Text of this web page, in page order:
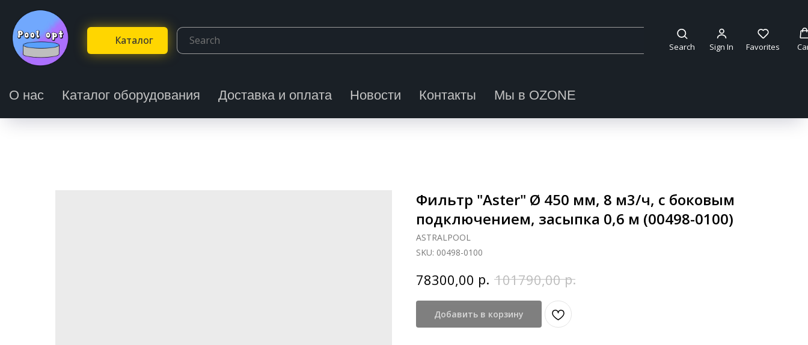
Каталог Search Sign In Favorites
О нас Каталог оборудования Доставка и оплата Новости Контакты Мы в OZONE
Фильтр "Aster" Ø 450 мм, 8 м3/ч, с боковым
подключением, засыпка 0,6 м (00498-0100)
ASTRALPOOL
SKU: 00498-0100
78300,00 р. 101790,00 р.
Добавить в корзину